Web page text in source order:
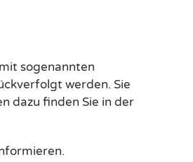
sogenannten
werden. Sie
dazu finden Sie in der